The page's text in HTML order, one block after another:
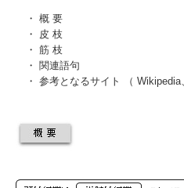
・ 概 要
・ 皮 枝
・ 筋 枝
・ 関連語句
・ 参考となるサイト （ Wikipedia